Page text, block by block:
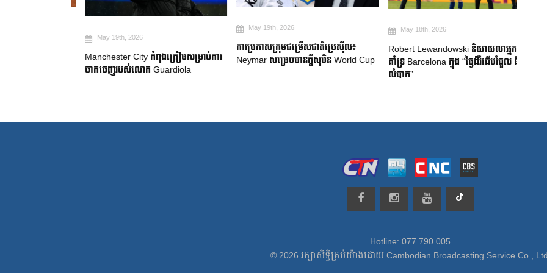
May 19th, 2026
Manchester City កំពុងត្រៀមសម្រាប់ការ
ចាកចេញរបស់លោក Guardiola
May 19th, 2026
ការប្រកាសក្រុមជម្រើសជាតិប្រេស៊ីល៖
Neymar សម្រេចបានក្តីសុបិន World Cup
May 18th, 2026
Robert Lewandowski និយាយលាអ្នក
គាំទ្រ Barcelona ក្នុង “ថ្ងៃដ៏រំជើបរំជួល និង
លំបាក”
Hotline: 077 790 005
© 2026 រក្សាសិទ្ធិគ្រប់យ៉ាងដោយ Cambodian Broadcasting Service Co.,